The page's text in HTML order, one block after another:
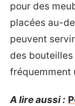
pour des
placées au-
peuvent
des
fréquemment
A lire aussi :